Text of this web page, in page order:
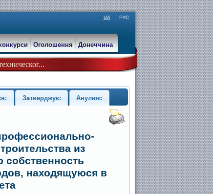
UA РУС
Оголошення Донеччина
Затверджує: Анулює:
из
собственность
находящуюся в